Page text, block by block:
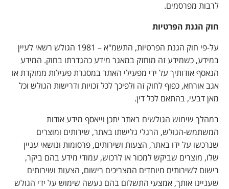
לרבות מפרסמים.
חוק הגנת הפרטיות
על-פי חוק הגנת הפרטיות, התשמ"א – 1981 הגולש רשאי לעיין
במידע, כשמידע זה מוחזק במאגר מידע כהגדרתו בחוק. המידע
הנאסף אודותיך על ידי מפעילי האתר במסגרת פעילות ממוקדת או
אגב אורחא, כפוף לחוק זה ולפיכך לכל זכויות ודרישות הגולש וכל
מאן דבעי, בהתאם לכל דין.
במהלך שימוש הגולשים באתר יתכן וייאסף מידע אודות
המשתמש-הגולש, הרגלי גלישתו באתר, שירותים ומוצרים
שנרכשו על ידו באתר, הצעות ושירותים, פרסומות ונושאי עניין
שלו, מוצרים שביקש למכור או לרכוש, עמודי מידע בהם ביקר,
רישום לשירותים מיוחדים המצריכים רישום, הצעות ושירותים
שעניינו אותך, אמצעי התשלום בהם נעשה שימוש על ידי הגולש